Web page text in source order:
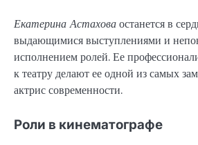
Екатерина Астаховаостанется в
выдающимися выступлениями и
исполнением ролей. Ее
к театру делают ее одной из самых
актрис современности.
Роли в кинематографе